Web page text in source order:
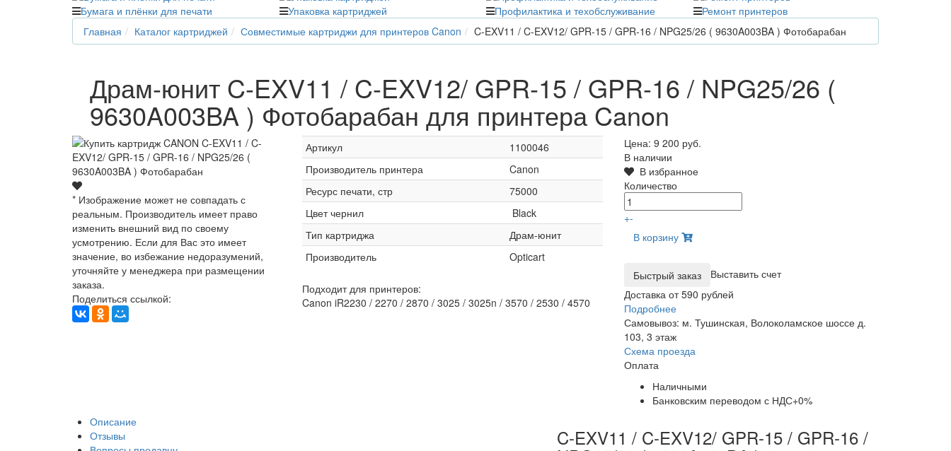
Бумага и плёнки для печати
Упаковка картриджей Профилактика и техобслуживание
Ремонт принтеров
Главная
Каталог картриджей Совместимые картриджи для принтеров Canon C-EXV11 / C-EXV12/ GPR-15 / GPR-16 / NPG25/26 ( 9630A003BA ) Фотобарабан
Драм-юнит C-EXV11 / C-EXV12/ GPR-15 / GPR-16 / NPG25/26 (
9630A003BA ) Фотобарабан для принтера Canon
* Изображение может не совпадать с
реальным. Производитель имеет право
изменить внешний вид по своему
усмотрению. Если для Вас это имеет
значение, во избежание недоразумений,
уточняйте у менеджера при размещении
заказа.
Поделиться ссылкой:
Артикул
1100046
Производитель принтера
Canon
Ресурс печати, стр
75000
Цвет чернил
Black
Тип картриджа
Драм-юнит
Производитель
Opticart
Подходит для принтеров:
Canon iR2230 / 2270 / 2870 / 3025 / 3025n / 3570 / 2530 / 4570
Цена: 9 200 руб.
В наличии
В избранное
Количество
+-
В корзину
Выставить счет
Доставка от 590 рублей
Подробнее
Самовывоз: м. Тушинская, Волоколамское шоссе д.
103, 3 этаж
Схема проезда
Оплата
Наличными
Банковским переводом с НДС+0%
Описание
Отзывы
C-EXV11 / C-EXV12/ GPR-15 / GPR-16 /